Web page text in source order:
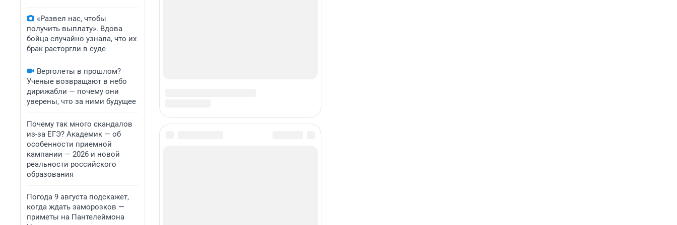
«Развел нас, чтобы
получить выплату». Вдова
бойца случайно узнала, что их
брак расторгли в суде
Вертолеты в прошлом?
Ученые возвращают в небо
дирижабли — почему они
уверены, что за ними будущее
Почему так много скандалов
из-за ЕГЭ? Академик — об
особенности приемной
кампании — 2026 и новой
реальности российского
образования
Погода 9 августа подскажет,
когда ждать заморозков —
приметы на Пантелеймона